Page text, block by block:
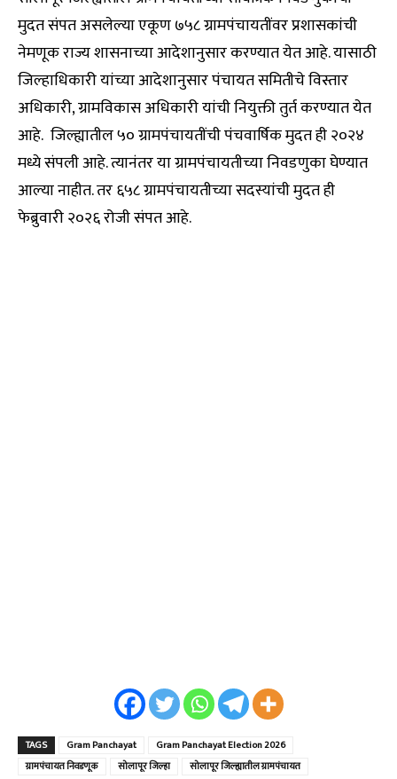
मुदत संपत असलेल्या एकूण ७५८ ग्रामपंचायतींवर प्रशासकांची
नेमणूक राज्य शासनाच्या आदेशानुसार करण्यात येत आहे. यासाठी
जिल्हाधिकारी यांच्या आदेशानुसार पंचायत समितीचे विस्तार
अधिकारी, ग्रामविकास अधिकारी यांची नियुक्ती तुर्त करण्यात येत
आहे. जिल्ह्यातील ५० ग्रामपंचायतींची पंचवार्षिक मुदत ही २०२४
मध्ये संपली आहे. त्यानंतर या ग्रामपंचायतीच्या निवडणुका घेण्यात
आल्या नाहीत. तर ६५८ ग्रामपंचायतीच्या सदस्यांची मुदत ही
फेब्रुवारी २०२६ रोजी संपत आहे.
TAGS Gram Panchayat
Gram Panchayat Election 2026
ग्रामपंचायत निवडणूक
सोलापूर जिल्हा सोलापूर जिल्ह्यातील ग्रामपंचायत